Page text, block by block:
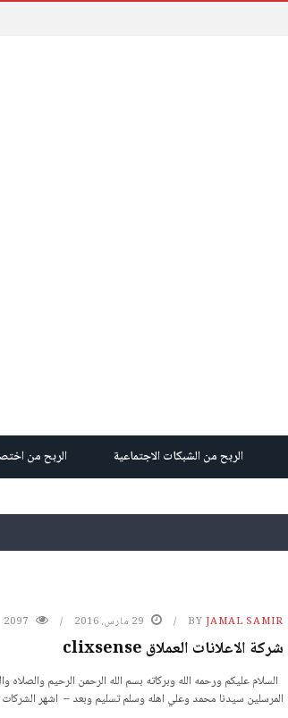
الربح من الشبكات الاجتماعية الربح من
BYJAMAL SAMIR 29 مارس، 2016 2097
شركة الاعلانات العملاق clixsense
السلام عليكم ورحمه الله وبركاته بسم الله الرحمن الرحيم والصلاه
المرسلين سيدنا محمد وعلي اهله وسلم تسليم وبعد – اشهر الشركات